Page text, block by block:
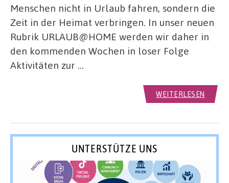
Menschen nicht in Urlaub fahren, sondern die
Zeit in der Heimat verbringen. In unser neuen
Rubrik URLAUB@HOME werden wir daher in
den kommenden Wochen in loser Folge
Aktivitäten zur …
WEITERLESEN
UNTERSTÜTZE UNS